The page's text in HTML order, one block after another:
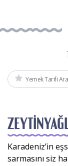
Karadeniz’in
sarmasını siz